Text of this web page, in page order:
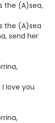
the (A)sea,
the (A)sea
send her
love you